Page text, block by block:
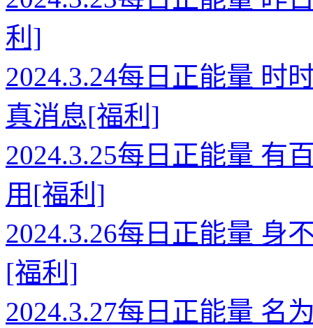
利]
2024.3.24每日正能量 时
真消息[福利]
2024.3.25每日正能量 有
用[福利]
2024.3.26每日正能量 身
[福利]
2024.3.27每日正能量 名